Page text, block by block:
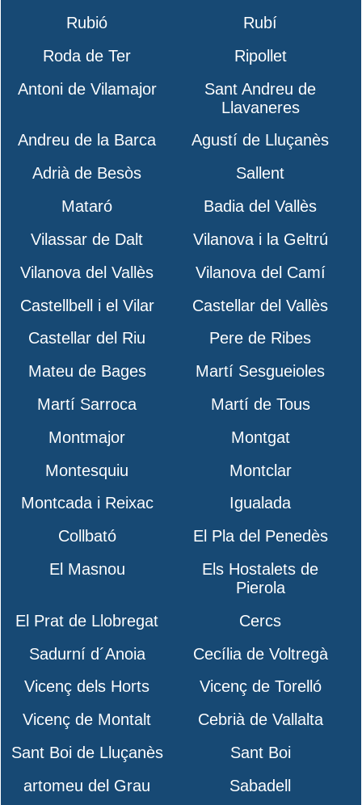
Rubió
Rubí
Roda de Ter
Ripollet
Antoni de Vilamajor
Sant Andreu de
Llavaneres
Andreu de la Barca
Agustí de Lluçanès
Adrià de Besòs
Sallent
Mataró
Badia del Vallès
Vilassar de Dalt
Vilanova i la Geltrú
Vilanova del Vallès
Vilanova del Camí
Castellbell i el Vilar
Castellar del Vallès
Castellar del Riu
Pere de Ribes
Mateu de Bages
Martí Sesgueioles
Martí Sarroca
Martí de Tous
Montmajor
Montgat
Montesquiu
Montclar
Montcada i Reixac
Igualada
Collbató
El Pla del Penedès
El Masnou
Els Hostalets de
Pierola
El Prat de Llobregat
Cercs
Sadurní d´Anoia
Cecília de Voltregà
Vicenç dels Horts
Vicenç de Torelló
Vicenç de Montalt
Cebrià de Vallalta
Sant Boi de Lluçanès
Sant Boi
artomeu del Grau
Sabadell